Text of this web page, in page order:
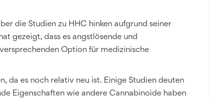
die Studien zu HHC hinken aufgrund seiner
gezeigt, dass es angstlösende und
Option für medizinische
da es noch relativ neu ist. Einige Studien deuten
Eigenschaften wie andere Cannabinoide haben